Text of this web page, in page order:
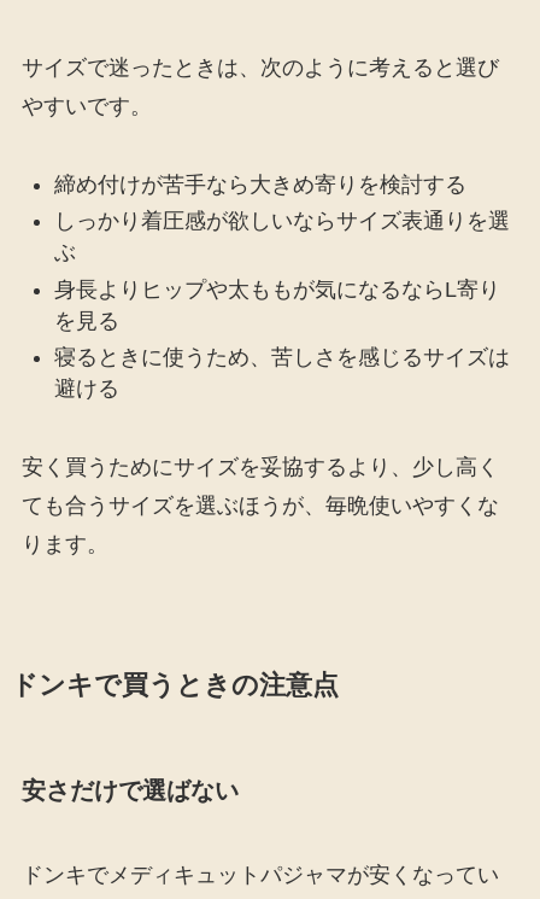
サイズで迷ったときは、次のように考えると選び
やすいです。
締め付けが苦手なら大きめ寄りを検討する
しっかり着圧感が欲しいならサイズ表通りを選
ぶ
身長よりヒップや太ももが気になるならL寄り
を見る
寝るときに使うため、苦しさを感じるサイズは
避ける
安く買うためにサイズを妥協するより、少し高く
ても合うサイズを選ぶほうが、毎晩使いやすくな
ります。
ドンキで買うときの注意点
安さだけで選ばない
ドンキでメディキュットパジャマが安くなってい